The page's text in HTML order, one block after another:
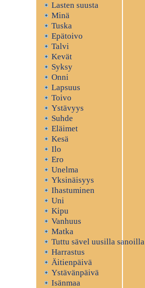
Lasten suusta
Minä
Tuska
Epätoivo
Talvi
Kevät
Syksy
Onni
Lapsuus
Toivo
Ystävyys
Suhde
Eläimet
Kesä
Ilo
Ero
Unelma
Yksinäisyys
Ihastuminen
Uni
Kipu
Vanhuus
Matka
Tuttu sävel uusilla sanoilla
Harrastus
Äitienpäivä
Ystävänpäivä
Isänmaa